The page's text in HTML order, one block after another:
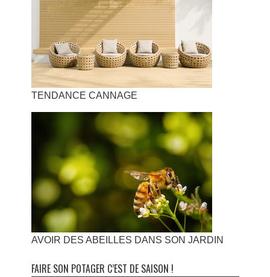
TENDANCE CANNAGE
AVOIR DES ABEILLES DANS SON JARDIN
FAIRE SON POTAGER C’EST DE SAISON !